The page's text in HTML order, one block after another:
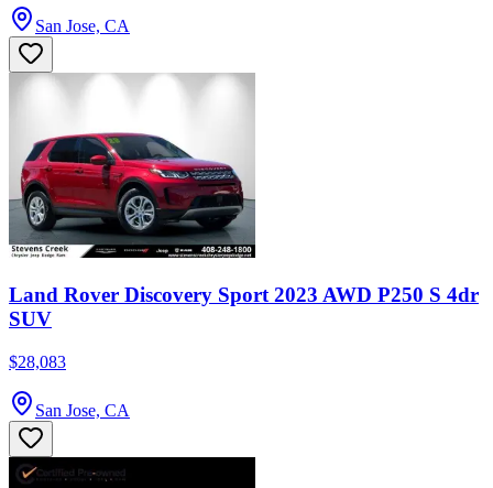
San Jose, CA
Land Rover Discovery Sport 2023 AWD P250 S 4dr
SUV
$28,083
San Jose, CA